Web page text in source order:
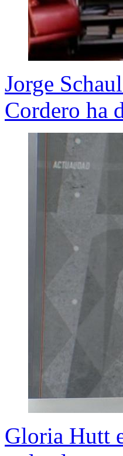
Jorge
Cordero ha
Gloria Hutt